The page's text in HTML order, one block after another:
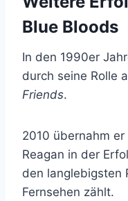
Blue Bloods
In den 1990er
durch seine Rolle
Friends.
2010 übernahm
Reagan in der
den langlebigsten
Fernsehen zählt.